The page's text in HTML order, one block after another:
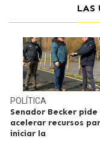
LAS
POLÍTICA
Senador Becker pide
acelerar recursos
iniciar la